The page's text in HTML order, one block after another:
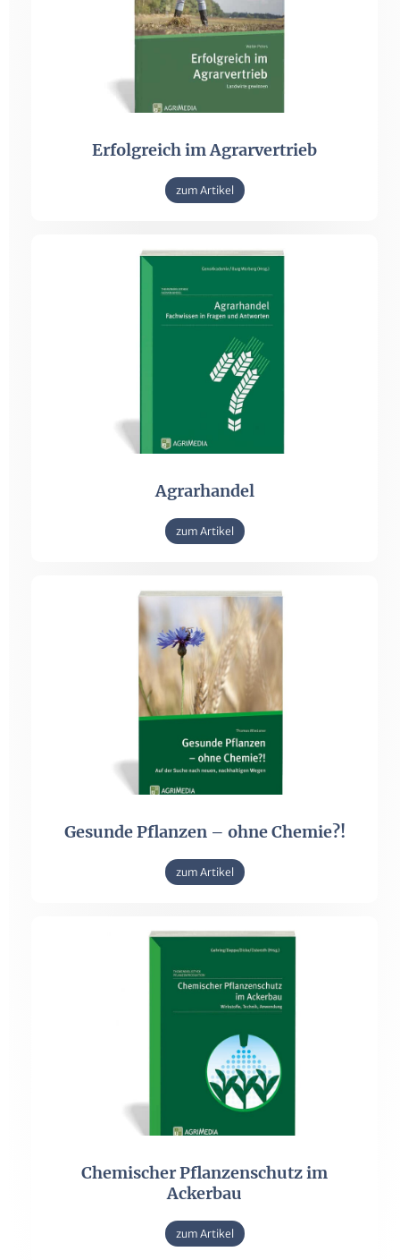
Erfolgreich im Agrarvertrieb
zum Artikel
Agrarhandel
zum Artikel
Gesunde Pflanzen – ohne Chemie?!
zum Artikel
Chemischer Pflanzenschutz im
Ackerbau
zum Artikel